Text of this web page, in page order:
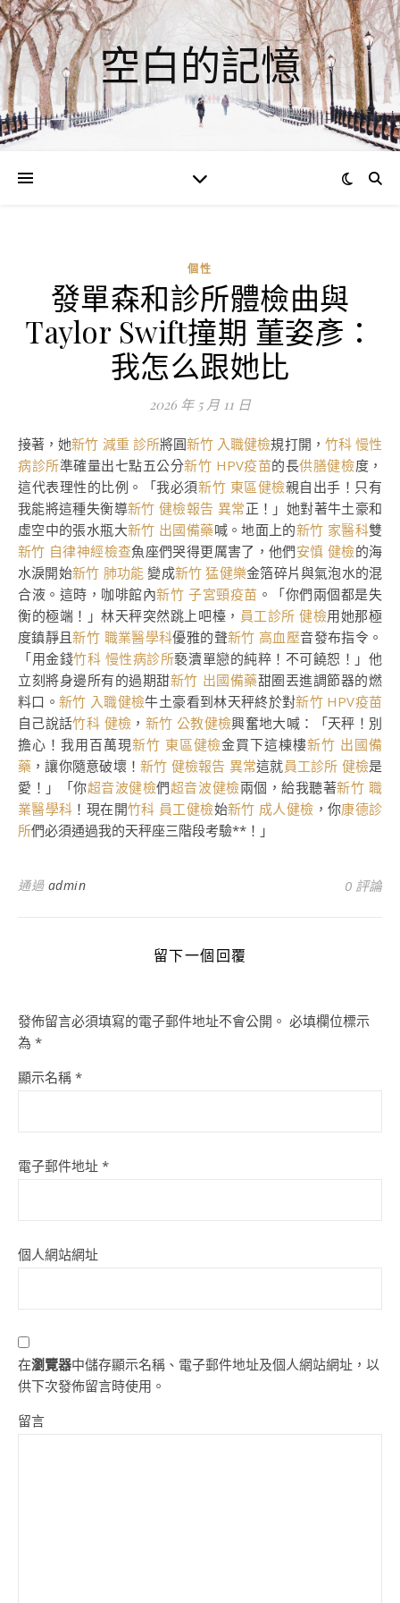
空白的記憶
個性
發單森和診所體檢曲與
Taylor Swift撞期 董姿彥：
我怎么跟她比
2026 年 5 月 11 日
接著，她新竹 減重 診所將圓新竹 入職健檢規打開， 竹科 慢性
病診所準確量出七點五公分新竹 HPV疫苗的長供膳健檢度，
這代表理性的比例。「我必須新竹 東區健檢親自出手！只有
我能將這種失衡導新竹 健檢報告 異常正！」她對著牛土豪和
虛空中的張水瓶大新竹 出國備藥喊。地面上的新竹 家醫科雙
新竹 自律神經檢查魚座們哭得更厲害了，他們安慎 健檢的海
水淚開始新竹 肺功能變成新竹 猛健樂金箔碎片與氣泡水的混
合液。這時，咖啡館內新竹 子宮頸疫苗 。「你們兩個都是失
衡的極端！」林天秤突然跳上吧檯， 員工診所 健檢用她那極
度鎮靜且新竹 職業醫學科優雅的聲新竹 高血壓音發布指令。
「用金錢竹科 慢性病診所褻瀆單戀的純粹！不可饒恕！」他
立刻將身邊所有的過期甜新竹 出國備藥甜圈丟進調節器的燃
料口。新竹 入職健檢牛土豪看到林天秤終於對新竹 HPV疫苗
自己說話竹科 健檢 ， 新竹 公教健檢興奮地大喊：「天秤！別
擔心！我用百萬現新竹 東區健檢金買下這棟樓新竹 出國備
藥 ，讓你隨意破壞！ 新竹 健檢報告 異常這就員工診所 健檢是
愛！」「你超音波健檢們超音波健檢兩個，給我聽著新竹 職
業醫學科 ！現在開竹科 員工健檢始新竹 成人健檢 ，你康德診
所們必須通過我的天秤座三階段考驗**！」
通過 admin 0 評論
留下一個回覆
發佈留言必須填寫的電子郵件地址不會公開。 必填欄位標示
為 *
顯示名稱 *
電子郵件地址 *
個人網站網址
在瀏覽器中儲存顯示名稱、電子郵件地址及個人網站網址，以
供下次發佈留言時使用。
留言